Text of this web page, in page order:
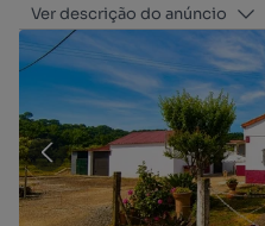
Ver descrição do anúncio